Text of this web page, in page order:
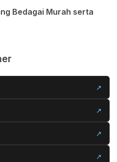
Bedagai Murah serta
↗
↗
↗
↗